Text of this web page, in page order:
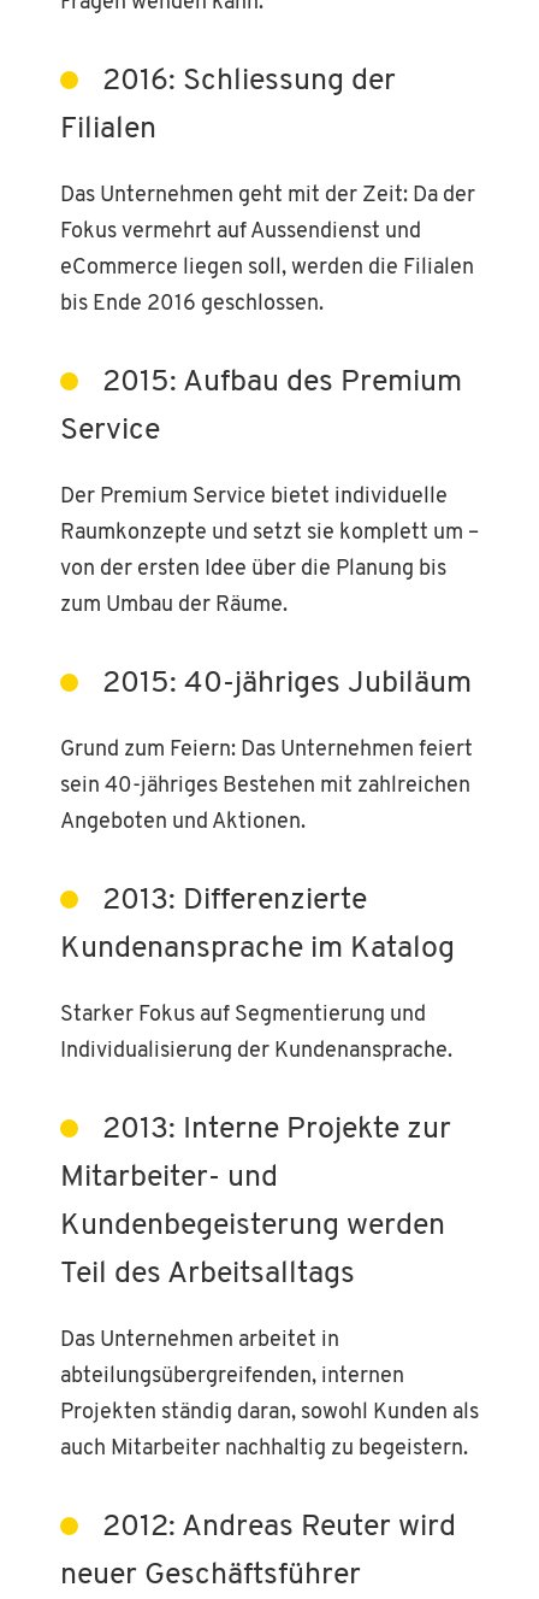
2016: Schliessung der
Filialen
Das Unternehmen geht mit der Zeit: Da der
Fokus vermehrt auf Aussendienst und
eCommerce liegen soll, werden die Filialen
bis Ende 2016 geschlossen.
2015: Aufbau des Premium
Service
Der Premium Service bietet individuelle
Raumkonzepte und setzt sie komplett um –
von der ersten Idee über die Planung bis
zum Umbau der Räume.
2015: 40-jähriges Jubiläum
Grund zum Feiern: Das Unternehmen feiert
sein 40-jähriges Bestehen mit zahlreichen
Angeboten und Aktionen.
2013: Differenzierte
Kundenansprache im Katalog
Starker Fokus auf Segmentierung und
Individualisierung der Kundenansprache.
2013: Interne Projekte zur
Mitarbeiter- und
Kundenbegeisterung werden
Teil des Arbeitsalltags
Das Unternehmen arbeitet in
abteilungsübergreifenden, internen
Projekten ständig daran, sowohl Kunden als
auch Mitarbeiter nachhaltig zu begeistern.
2012: Andreas Reuter wird
neuer Geschäftsführer